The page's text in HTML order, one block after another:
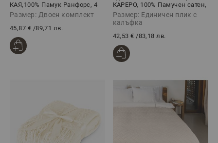
КАЯ,100% Памук Ранфорс, 4
части
Размер: Двоен комплект
45,87 € /89,71 лв.
КАРЕРО, 100% Памучен сатен,
2 части
Размер: Единичен плик с
калъфка
42,53 € /83,18 лв.